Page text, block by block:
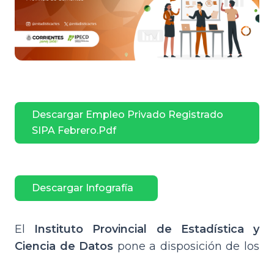
Descargar Empleo Privado Registrado
SIPA Febrero.pdf
Descargar Infografía
El
Instituto Provincial de Estadística y
Ciencia de Datos pone a disposición de los